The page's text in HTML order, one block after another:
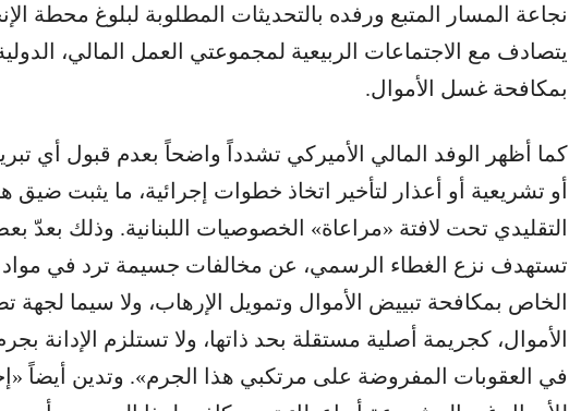
نجاعة المسار المتبع ورفده بالتحديثات المطلوبة لبلوغ محطة
يتصادف مع الاجتماعات الربيعية لمجموعتي العمل المالي، الدولية
بمكافحة غسل الأموال.
كما أظهر الوفد المالي الأميركي تشدداً واضحاً بعدم قبول أي
أو تشريعية أو أعذار لتأخير اتخاذ خطوات إجرائية، ما يثبت ضيق
التقليدي تحت لافتة «مراعاة» الخصوصيات اللبنانية. وذلك بعدّ
الخاص بمكافحة تبييض الأموال وتمويل الإرهاب، ولا سيما لجهة
الأموال، كجريمة أصلية مستقلة بحد ذاتها، ولا تستلزم الإدانة
في العقوبات المفروضة على مرتكبي هذا الجرم». وتدين أيضاً